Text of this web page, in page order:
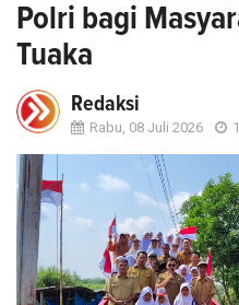
Polri bagi
Tuaka
Redaksi
Rabu, 08 Juli 2026